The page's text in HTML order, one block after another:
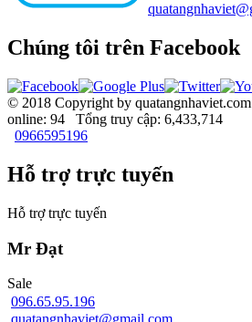
Chúng tôi trên Facebook
© 2018 Copyright by
online: 94 Tổng truy cập: 6,433,714
0966595196
Hỗ trợ trực tuyến
Hỗ trợ trực tuyến
Mr Đạt
Sale
096.65.95.196